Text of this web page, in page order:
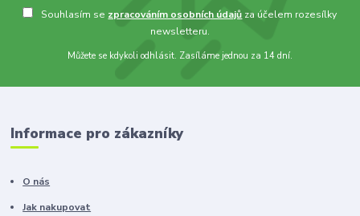
Souhlasím se zpracováním osobních údajů za účelem rozesílky
newsletteru.
Můžete se kdykoli odhlásit. Zasíláme jednou za 14 dní.
Informace pro zákazníky
O nás
Jak nakupovat